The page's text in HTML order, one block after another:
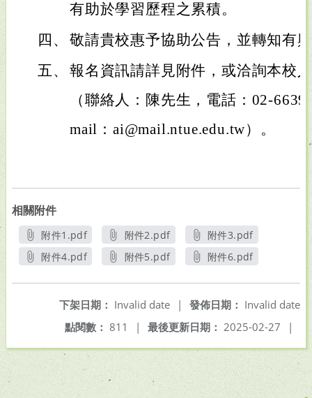
有助於學習歷程之累積。
四、 敬請貴校惠予協助公告，並轉知有
五、 報名資訊請詳見附件，或洽詢本校
（聯絡人：陳先生，電話：02-
mail：ai@mail.ntue.edu.tw）。
相關附件
附件1.pdf
另開新視窗
附件2.pdf
另開新視窗
附件3.pdf
另開新視窗
附件4.pdf
附件5.pdf
附件6.pdf
發佈日期： Invalid date
下架日期： Invalid date
|
最後更新日期： 2025-02-27 |
點閱數： 811 |